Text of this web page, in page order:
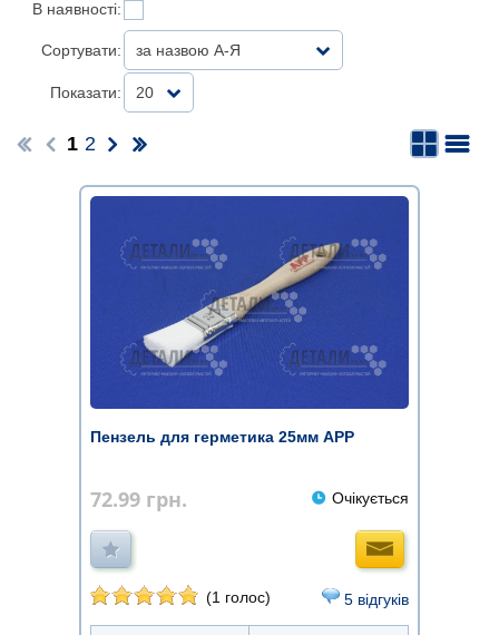
В наявності:
Сортувати: за назвою А-Я
Показати: 20
1 2
Пензель для герметика 25мм APP
72.99 грн. Очікується
(1 голос) 5 відгуків